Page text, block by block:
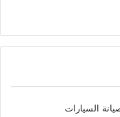
السيارات